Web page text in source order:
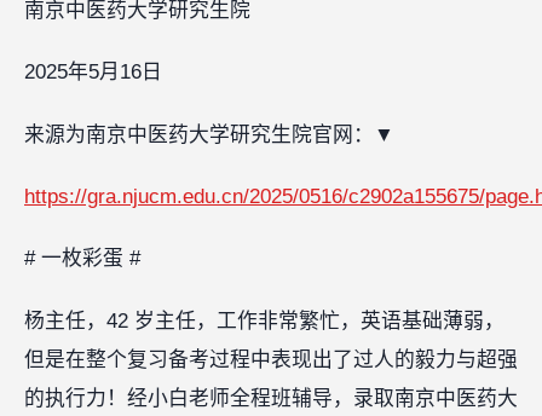
南京中医药大学研究生院
2025年5月16日
来源为南京中医药大学研究生院官网： ▼
https://gra.njucm.edu.cn/2025/0516/c2902a155675/
# 一枚彩蛋 #
杨主任，42 岁主任，工作非常繁忙，英语基础薄弱，
但是在整个复习备考过程中表现出了过人的毅力与超强
的执行力！经小白老师全程班辅导，录取南京中医药大